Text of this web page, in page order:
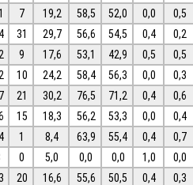
7 19,2 58,5 52,0 0,0
0,5
31 29,7 56,6 54,5 0,4
0,2
9 17,6 53,1 42,9 0,5
0,5
10 24,2 58,4 56,3 0,0
0,3
21 30,2 76,5 71,2 0,4
0,6
15 18,3 56,2 53,3 0,0
0,4
1 8,4 63,9 55,4 0,4
0,7
0 5,0 0,0 0,0 1,0
0,0
20 16,6 55,6 50,5 0,4
0,3